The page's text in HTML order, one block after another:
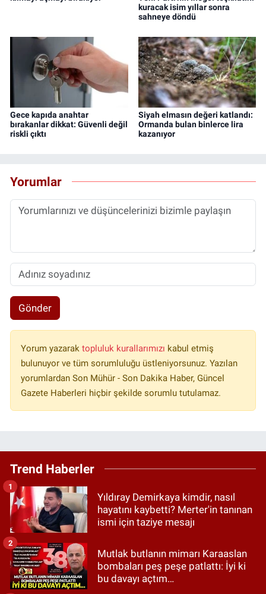
kuracak isim yıllar sonra
sahneye döndü
Gece kapıda anahtar
bırakanlar dikkat: Güvenli değil
riskli çıktı
Siyah elmasın değeri katlandı:
Ormanda bulan binlerce lira
kazanıyor
Yorumlar
Gönder
Yorum yazarak topluluk kurallarımızı kabul etmiş
bulunuyor ve tüm sorumluluğu üstleniyorsunuz. Yazılan
yorumlardan Son Mühür - Son Dakika Haber, Güncel
Gazete Haberleri hiçbir şekilde sorumlu tutulamaz.
Trend Haberler
Yıldıray Demirkaya kimdir, nasıl
hayatını kaybetti? Merter'in tanınan
ismi için taziye mesajı
1
Mutlak butlanın mimarı Karaaslan
bombaları peş peşe patlattı: İyi ki
bu davayı açtım…
2